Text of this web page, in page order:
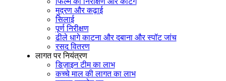
मुद्रण और कढ़ाई
सिलाई
पूर्ण निरीक्षण
ढीले धागे काटना और दबाना और स्पॉट जांच
रसद वितरण
लागत पर नियंत्रण
डिज़ाइन टीम का लाभ
कच्चे माल की लागत का लाभ